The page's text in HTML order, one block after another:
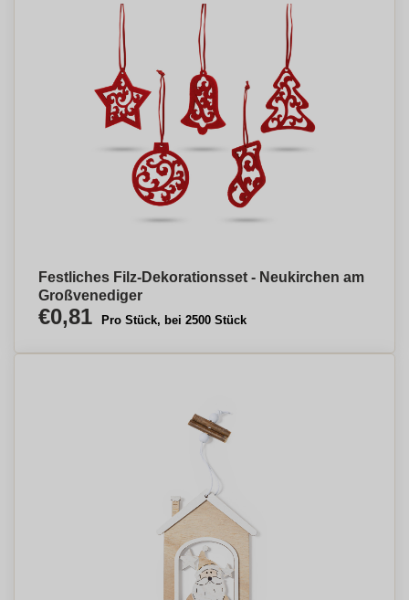
Festliches Filz-Dekorationsset - Neukirchen am
Großvenediger
€0,81 Pro Stück, bei 2500 Stück